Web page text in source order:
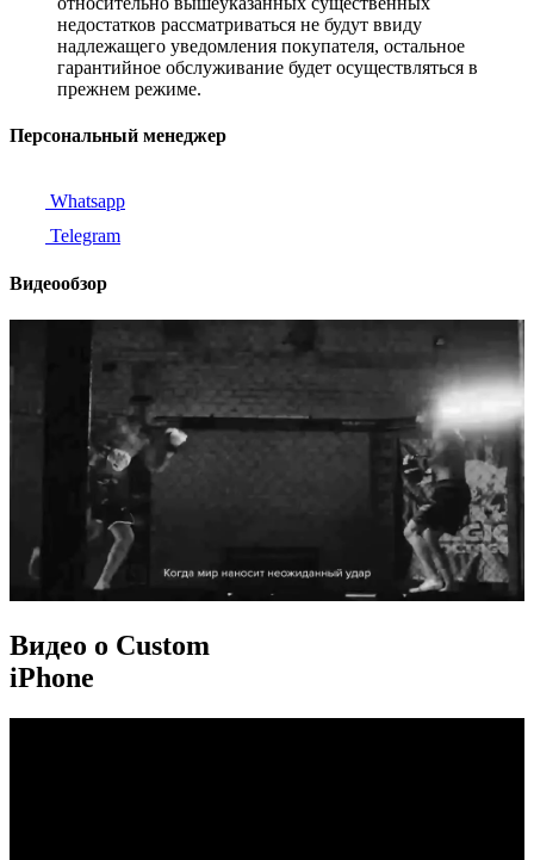
недостатков рассматриваться не будут ввиду
надлежащего уведомления покупателя, остальное
гарантийное обслуживание будет осуществляться в
прежнем режиме.
Персональный менеджер
Whatsapp
Telegram
Видеообзор
Видео о Custom
iPhone